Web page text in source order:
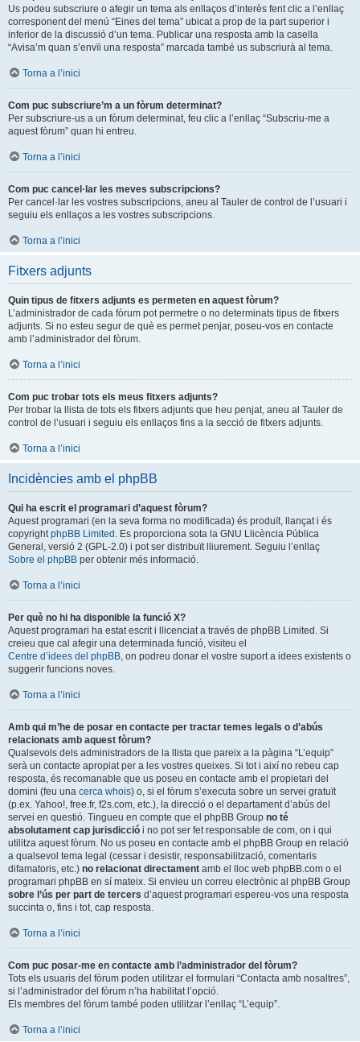
Us podeu subscriure o afegir un tema als enllaços d’interès fent clic a l’enllaç
corresponent del menú “Eines del tema” ubicat a prop de la part superior i
inferior de la discussió d’un tema. Publicar una resposta amb la casella
“Avisa’m quan s’envïi una resposta” marcada també us subscriurà al tema.
Torna a l’inici
Com puc subscriure’m a un fòrum determinat?
Per subscriure-us a un fòrum determinat, feu clic a l’enllaç “Subscriu-me a
aquest fòrum” quan hi entreu.
Torna a l’inici
Com puc cancel·lar les meves subscripcions?
Per cancel·lar les vostres subscripcions, aneu al Tauler de control de l’usuari i
seguiu els enllaços a les vostres subscripcions.
Torna a l’inici
Fitxers adjunts
Quin tipus de fitxers adjunts es permeten en aquest fòrum?
L’administrador de cada fòrum pot permetre o no determinats tipus de fitxers
adjunts. Si no esteu segur de què es permet penjar, poseu-vos en contacte
amb l’administrador del fòrum.
Torna a l’inici
Com puc trobar tots els meus fitxers adjunts?
Per trobar la llista de tots els fitxers adjunts que heu penjat, aneu al Tauler de
control de l’usuari i seguiu els enllaços fins a la secció de fitxers adjunts.
Torna a l’inici
Incidències amb el phpBB
Qui ha escrit el programari d’aquest fòrum?
Aquest programari (en la seva forma no modificada) és produït, llançat i és
copyright phpBB Limited . Es proporciona sota la GNU Llicència Pública
General, versió 2 (GPL-2.0) i pot ser distribuït lliurement. Seguiu l’enllaç
Sobre el phpBB per obtenir més informació.
Torna a l’inici
Per què no hi ha disponible la funció X?
Aquest programari ha estat escrit i llicenciat a través de phpBB Limited. Si
creieu que cal afegir una determinada funció, visiteu el
Centre d’idees del phpBB , on podreu donar el vostre suport a idees existents o
suggerir funcions noves.
Torna a l’inici
Amb qui m’he de posar en contacte per tractar temes legals o d’abús
relacionats amb aquest fòrum?
Qualsevols dels administradors de la llista que pareix a la pàgina “L’equip”
serà un contacte apropiat per a les vostres queixes. Si tot i així no rebeu cap
resposta, és recomanable que us poseu en contacte amb el propietari del
domini (feu una cerca whois) o, si el fòrum s’executa sobre un servei gratuït
(p.ex. Yahoo!, free.fr, f2s.com, etc.), la direcció o el departament d’abús del
servei en questió. Tingueu en compte que el phpBB Group no té
absolutament cap jurisdicció i no pot ser fet responsable de com, on i qui
utilitza aquest fòrum. No us poseu en contacte amb el phpBB Group en relació
a qualsevol tema legal (cessar i desistir, responsabilització, comentaris
difamatoris, etc.) no relacionat directament amb el lloc web phpBB.com o el
programari phpBB en sí mateix. Si envieu un correu electrònic al phpBB Group
sobre l’ús per part de tercers d’aquest programari espereu-vos una resposta
succinta o, fins i tot, cap resposta.
Torna a l’inici
Com puc posar-me en contacte amb l’administrador del fòrum?
Tots els usuaris del fòrum poden utilitzar el formulari “Contacta amb nosaltres”,
si l’administrador del fòrum n’ha habilitat l’opció.
Els membres del fòrum també poden utilitzar l’enllaç “L’equip”.
Torna a l’inici